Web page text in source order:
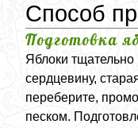
Способ
Подготовка
Яблоки тщательно
сердцевину,
переберите,
песком.